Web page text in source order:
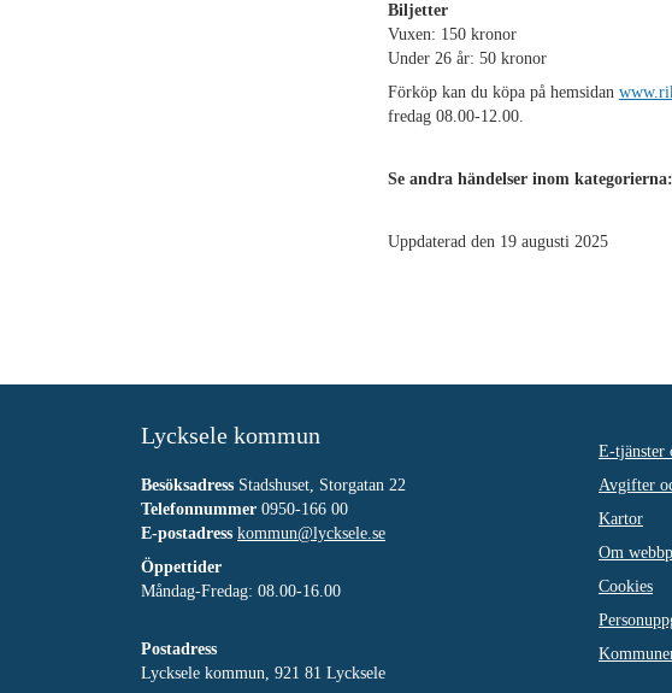
Biljetter
Vuxen: 150 kronor
Under 26 år: 50 kronor
Förköp kan du köpa på hemsidan
fredag 08.00-12.00.
Se andra händelser inom kategorierna:
Uppdaterad den 19 augusti 2025
Lycksele kommun
Besöksadress Stadshuset, Storgatan 22
Telefonnummer 0950-166 00
E-postadress kommun@lycksele.se
Öppettider
Måndag-Fredag: 08.00-16.00
Postadress
Lycksele kommun, 921 81 Lycksele
E-tjänster
Avgifter
Kartor
Om
Cookies